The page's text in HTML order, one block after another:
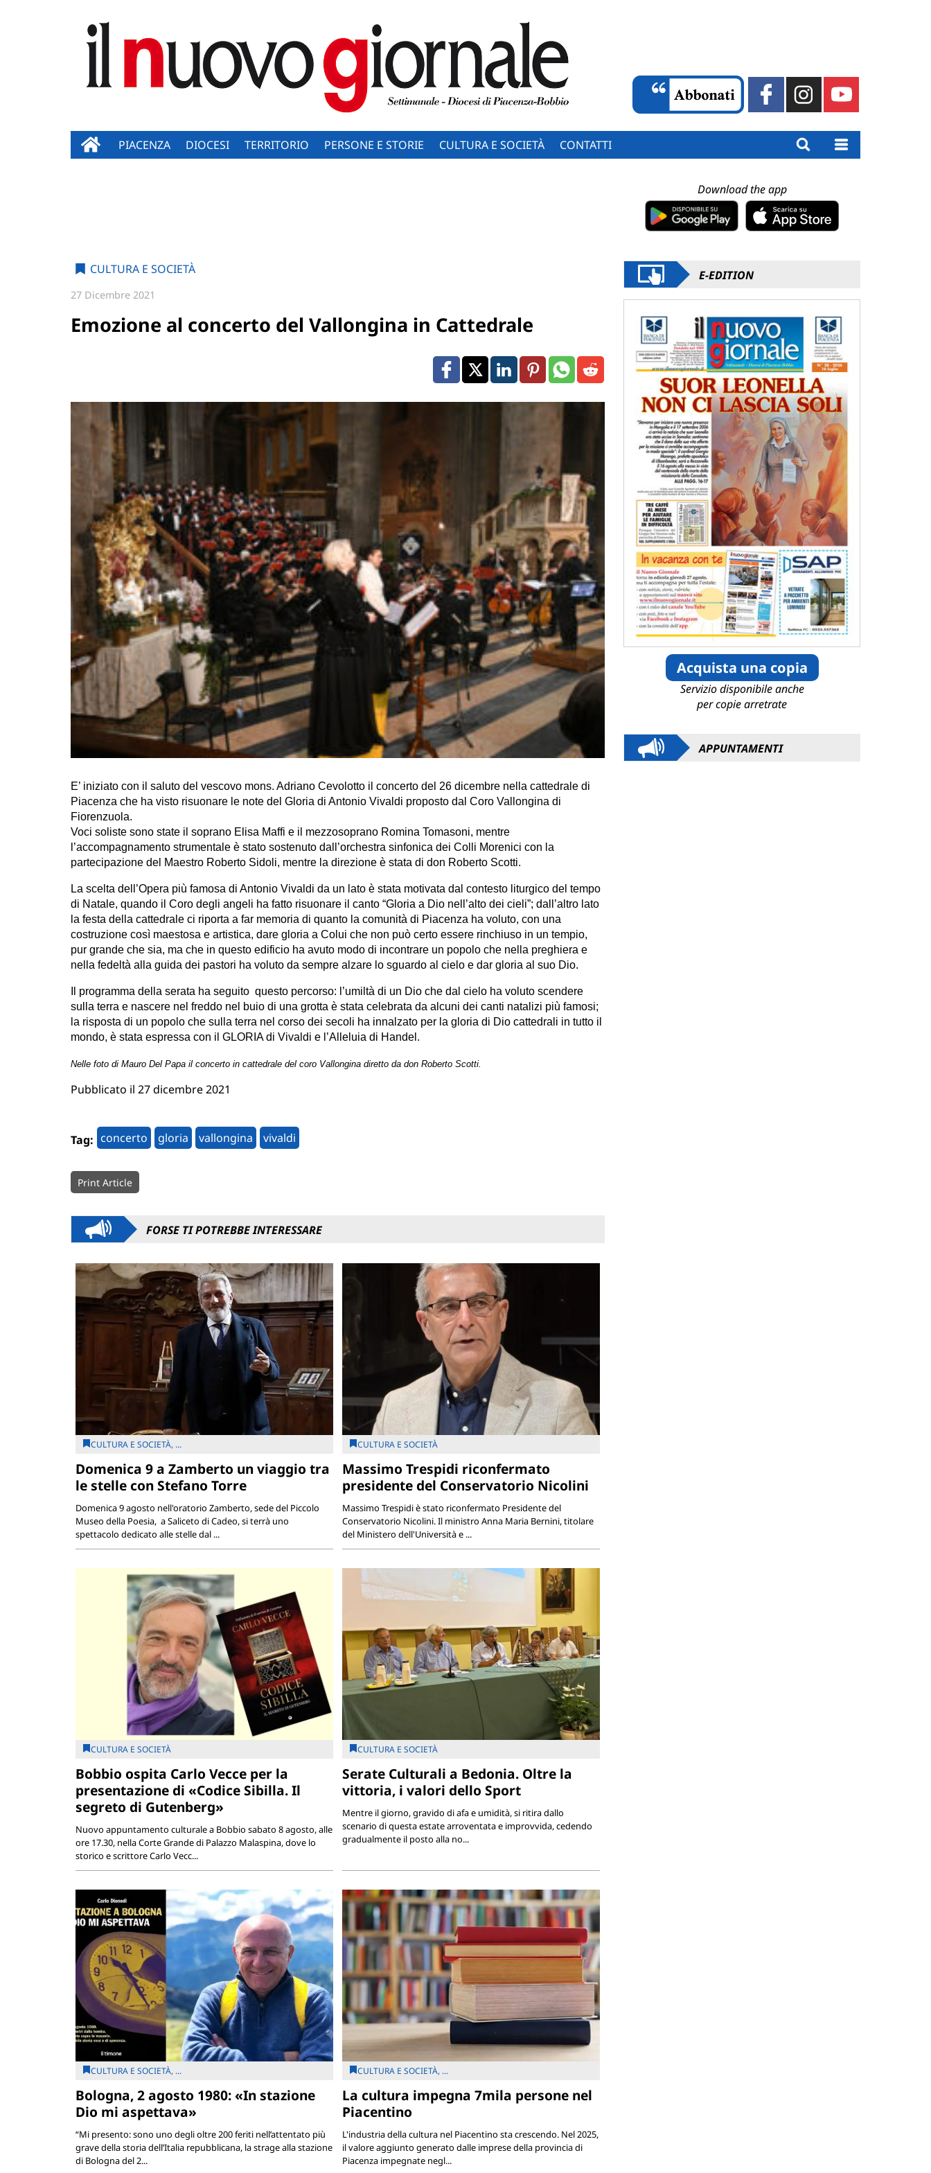
PIACENZA DIOCESI TERRITORIO PERSONE E STORIE CULTURA E SOCIETÀ CONTATTI
CULTURA E SOCIETÀ
27 Dicembre 2021
Emozione al concerto del Vallongina in Cattedrale
E’ iniziato con il saluto del vescovo mons. Adriano Cevolotto il concerto del 26 dicembre nella cattedrale di
Piacenza che ha visto risuonare le note del Gloria di Antonio Vivaldi proposto dal Coro Vallongina di
Fiorenzuola.
Voci soliste sono state il soprano Elisa Maffi e il mezzosoprano Romina Tomasoni, mentre
l’accompagnamento strumentale è stato sostenuto dall’orchestra sinfonica dei Colli Morenici con la
partecipazione del Maestro Roberto Sidoli, mentre la direzione è stata di don Roberto Scotti.
La scelta dell’Opera più famosa di Antonio Vivaldi da un lato è stata motivata dal contesto liturgico del tempo
di Natale, quando il Coro degli angeli ha fatto risuonare il canto “Gloria a Dio nell’alto dei cieli”; dall’altro lato
la festa della cattedrale ci riporta a far memoria di quanto la comunità di Piacenza ha voluto, con una
costruzione così maestosa e artistica, dare gloria a Colui che non può certo essere rinchiuso in un tempio,
pur grande che sia, ma che in questo edificio ha avuto modo di incontrare un popolo che nella preghiera e
nella fedeltà alla guida dei pastori ha voluto da sempre alzare lo sguardo al cielo e dar gloria al suo Dio.
Il programma della serata ha seguito questo percorso: l’umiltà di un Dio che dal cielo ha voluto scendere
sulla terra e nascere nel freddo nel buio di una grotta è stata celebrata da alcuni dei canti natalizi più famosi;
la risposta di un popolo che sulla terra nel corso dei secoli ha innalzato per la gloria di Dio cattedrali in tutto il
mondo, è stata espressa con il GLORIA di Vivaldi e l’Alleluia di Handel.
Nelle foto di Mauro Del Papa il concerto in cattedrale del coro Vallongina diretto da don Roberto Scotti.
Pubblicato il 27 dicembre 2021
Tag: concerto gloria vallongina vivaldi
Print Article
FORSE TI POTREBBE INTERESSARE
CULTURA E SOCIETÀ, ...
Domenica 9 a Zamberto un viaggio tra
le stelle con Stefano Torre
Domenica 9 agosto nell'oratorio Zamberto, sede del Piccolo
Museo della Poesia, a Saliceto di Cadeo, si terrà uno
spettacolo dedicato alle stelle dal ...
CULTURA E SOCIETÀ
Massimo Trespidi riconfermato
presidente del Conservatorio Nicolini
Massimo Trespidi è stato riconfermato Presidente del
Conservatorio Nicolini. Il ministro Anna Maria Bernini, titolare
del Ministero dell'Università e ...
CULTURA E SOCIETÀ
Bobbio ospita Carlo Vecce per la
presentazione di «Codice Sibilla. Il
segreto di Gutenberg»
Nuovo appuntamento culturale a Bobbio sabato 8 agosto, alle
ore 17.30, nella Corte Grande di Palazzo Malaspina, dove lo
storico e scrittore Carlo Vecc...
CULTURA E SOCIETÀ
Serate Culturali a Bedonia. Oltre la
vittoria, i valori dello Sport
Mentre il giorno, gravido di afa e umidità, si ritira dallo
scenario di questa estate arroventata e improvvida, cedendo
gradualmente il posto alla no...
CULTURA E SOCIETÀ, ...
Bologna, 2 agosto 1980: «In stazione
Dio mi aspettava»
“Mi presento: sono uno degli oltre 200 feriti nell’attentato più
grave della storia dell’Italia repubblicana, la strage alla stazione
di Bologna del 2...
CULTURA E SOCIETÀ, ...
La cultura impegna 7mila persone nel
Piacentino
L'industria della cultura nel Piacentino sta crescendo. Nel 2025,
il valore aggiunto generato dalle imprese della provincia di
Piacenza impegnate negl...
Download the app
E-EDITION
Acquista una copia
Servizio disponibile anche
per copie arretrate
APPUNTAMENTI